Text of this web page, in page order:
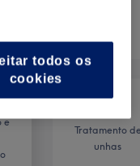
e
Tratamento
unhas
todos os
cookies